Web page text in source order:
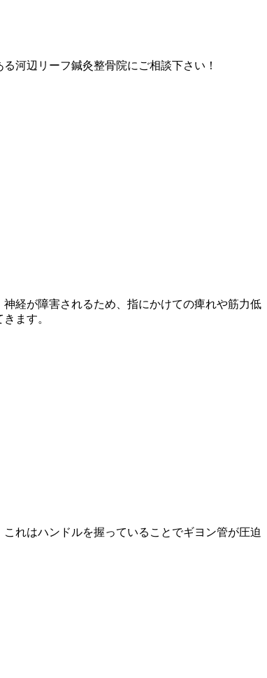
河辺リーフ鍼灸整骨院にご相談下さい！
経が障害されるため、指にかけての痺れや筋力低
ます。
れはハンドルを握っていることでギヨン管が圧迫